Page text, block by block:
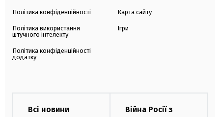
Політика конфіденційності
Політика використання
штучного інтелекту
Політика конфіденційності
додатку
Карта сайту
Ігри
Всі новини
Війна Росії з